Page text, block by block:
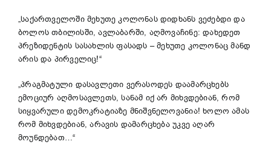
„საქართველოში მეხუთე კოლონას დიდხანს ვეძებდი და
ბოლოს თბილისში, ავლაბარში, აღმოვაჩინე: დახედეთ
პრეზიდენტის სასახლის ფასადს – მეხუთე კოლონაც მანდ
არის და პირველიც!“
„პრაგმატული დასავლეთი ვერასოდეს დაამარცხებს
ემოციურ აღმოსავლეთს, სანამ იქ არ მიხვდებიან, რომ
სიყვარული დემოკრატიაზე მნიშვნელოვანია! ხოლო ამას
რომ მიხვდებიან, არავის დამარცხება უკვე აღარ
მოუნდებათ…“